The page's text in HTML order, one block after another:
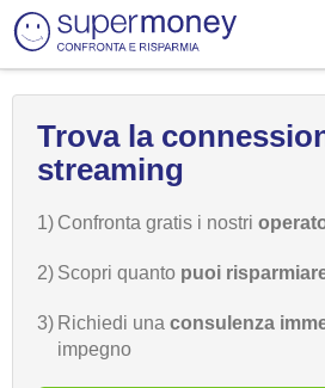
Trova la
streaming
1) Confronta gratis i nostri
2) Scopri quanto puoi
3) Richiedi una consulenza
impegno